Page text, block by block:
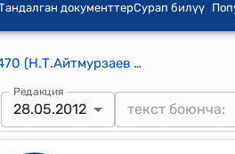
документтерСурап билүү
КР Премьер-министринин 2012-жылдын 28-майындагы № 470 (Н.Т.Айтмурзаев жөнүндө) буйругу
Редакция
28.05.2012